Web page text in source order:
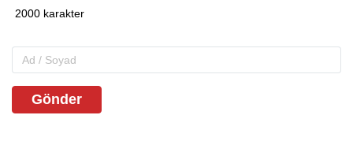
Gönder